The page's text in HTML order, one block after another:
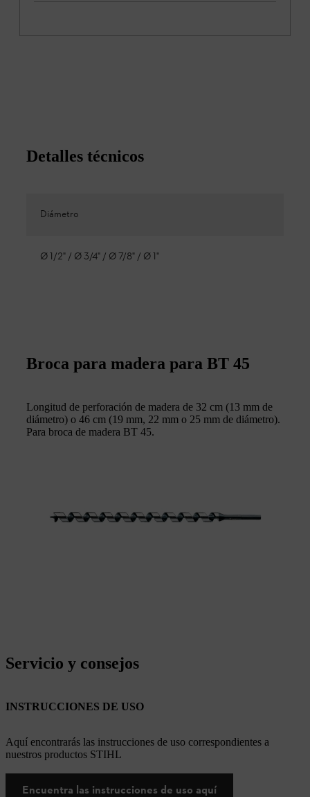
Detalles técnicos
Diámetro
Ø 1/2" / Ø 3/4" / Ø 7/8" / Ø 1"
Broca para madera para BT 45
Longitud de perforación de madera de 32 cm (13 mm de
diámetro) o 46 cm (19 mm, 22 mm o 25 mm de diámetro).
Para broca de madera BT 45.
Servicio y consejos
INSTRUCCIONES DE USO
Aquí encontrarás las instrucciones de uso correspondientes a
nuestros productos STIHL
Encuentra las instrucciones de uso aquí